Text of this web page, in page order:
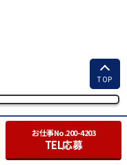
お仕事No.200-4203
TEL応募
TOP